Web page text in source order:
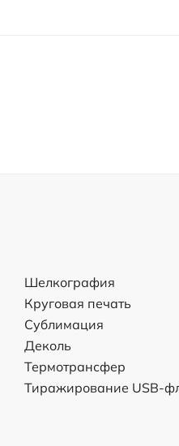
Шелкография
Круговая печать
Сублимация
Деколь
Термотрансфер
Тиражирование USB-